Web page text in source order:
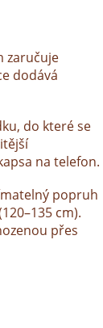
zaručuje
dodává
do které se
na telefon.
popruh
cm).
přes